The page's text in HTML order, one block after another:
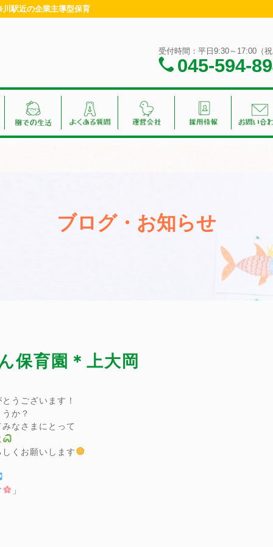
駅近の企業主導型保育
受付時間：平日9:30～17:00（
045-594-
ブログ・お知らせ
保育園＊上大岡
うございます！
か？
なさまにとって
くお願いします
」